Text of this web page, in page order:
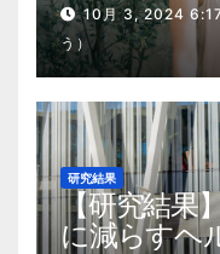
10月 3, 2024
う）
研究結果
【研究結果
に減らすヘ